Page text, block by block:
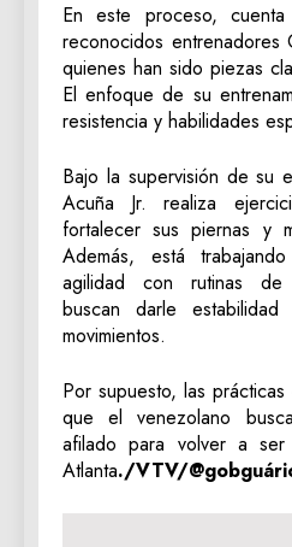
En este proceso,
reconocidos entrenadores
quienes han sido piezas
El enfoque de su
resistencia y habilidades
Bajo la supervisión de su
Acuña Jr. realiza
fortalecer sus piernas y
Además, está
agilidad con rutinas de
buscan darle
movimientos.
Por supuesto, las
que el venezolano
afilado para volver a
Atlanta./VTV/